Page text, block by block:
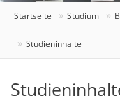
Startseite Studium
Studieninhalte